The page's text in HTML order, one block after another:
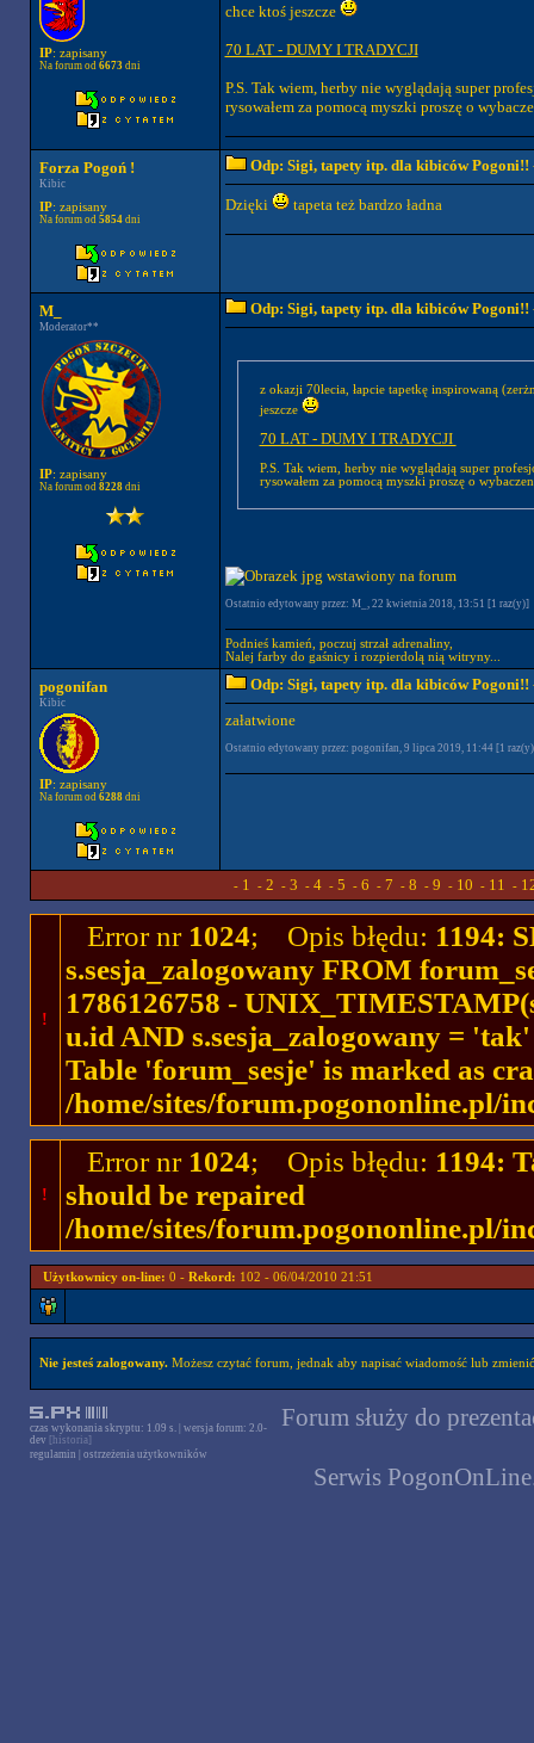
IP: zapisany
Na forum od 6673dni
chce ktoś jeszcze
70 LAT - DUMY I TRADYCJI
P.S. Tak wiem, herby nie wyglądają super
rysowałem za pomocą myszki proszę o
Forza Pogoń !
Kibic
IP: zapisany
Na forum od 5854dni
Odp: Sigi, tapety itp. dla kibiców Pogoni!!
Dzięki tapeta też bardzo ładna
M_
Moderator**
IP: zapisany
Na forum od 8228dni
Odp: Sigi, tapety itp. dla kibiców Pogoni!!
z okazji 70lecia, łapcie tapetkę inspirowaną
jeszcze
70 LAT - DUMY I TRADYCJI
P.S. Tak wiem, herby nie wyglądają super
rysowałem za pomocą myszki proszę o
Ostatnio edytowany przez: M_, 22 kwietnia 2018, 13:51 [1 raz(y)]
Podnieś kamień, poczuj strzał adrenaliny,
Nalej farby do gaśnicy i rozpierdolą nią witryny...
pogonifan
Kibic
IP: zapisany
Na forum od 6288dni
Odp: Sigi, tapety itp. dla kibiców Pogoni!!
załatwione
Ostatnio edytowany przez: pogonifan, 9 lipca 2019, 11:44 [1
- 1 - 2 - 3 - 4- 5 - 6 - 7 - 8 - 9 - 10 - 11 -
!
Error nr 1024; Opis błędu: 1194:
s.sesja_zalogowany FROM
1786126758 -
u.id AND s.sesja_zalogowany =
Table 'forum_sesje' is marked as
/home/sites/forum.pogononline.pl/
!
Error nr 1024; Opis błędu: 1194:
should be repaired
/home/sites/forum.pogononline.pl/
Użytkownicy on-line: 0 - Rekord: 102 - 06/04/2010 21:51
Nie jesteś zalogowany.Możesz czytać forum, jednak aby napisać wiadomość lub
czas wykonania skryptu: 1.09 s. | wersja forum: 2.0-
dev [historia]
regulamin
ostrzeżenia użytkowników
Forum służy do
Serwis